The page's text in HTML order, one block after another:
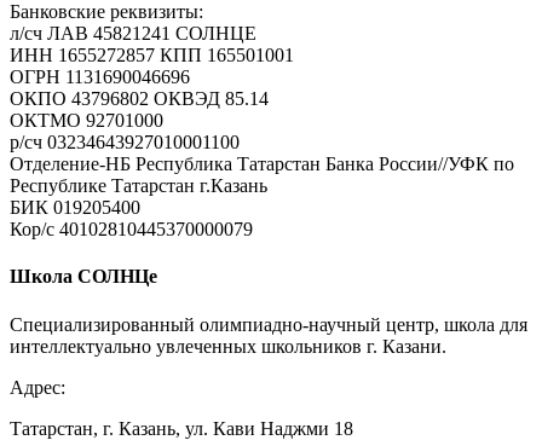
Банковские реквизиты:
л/сч ЛАВ 45821241 СОЛНЦЕ
ИНН 1655272857 КПП 165501001
ОГРН 1131690046696
ОКПО 43796802 ОКВЭД 85.14
ОКТМО 92701000
р/cч 03234643927010001100
Отделение-НБ Республика Татарстан Банка России//УФК по
Республике Татарстан г.Казань
БИК 019205400
Кор/с 40102810445370000079
Школа СОЛНЦе
Специализированный олимпиадно-научный центр, школа для
интеллектуально увлеченных школьников г. Казани.
Адрес:
Татарстан, г. Казань, ул. Кави Наджми 18